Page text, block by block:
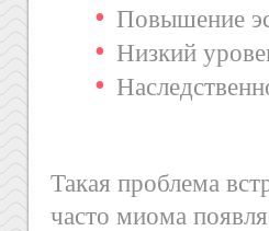
Повышение
Низкий
Такая проблема
часто миома